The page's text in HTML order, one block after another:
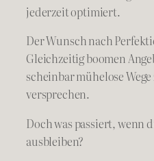
jederzeit optimiert.
Der Wunsch nach
Gleichzeitig boomen
scheinbar mühelose
versprechen.
Doch was passiert, wenn
ausbleiben?